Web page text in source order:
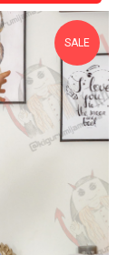
SALE